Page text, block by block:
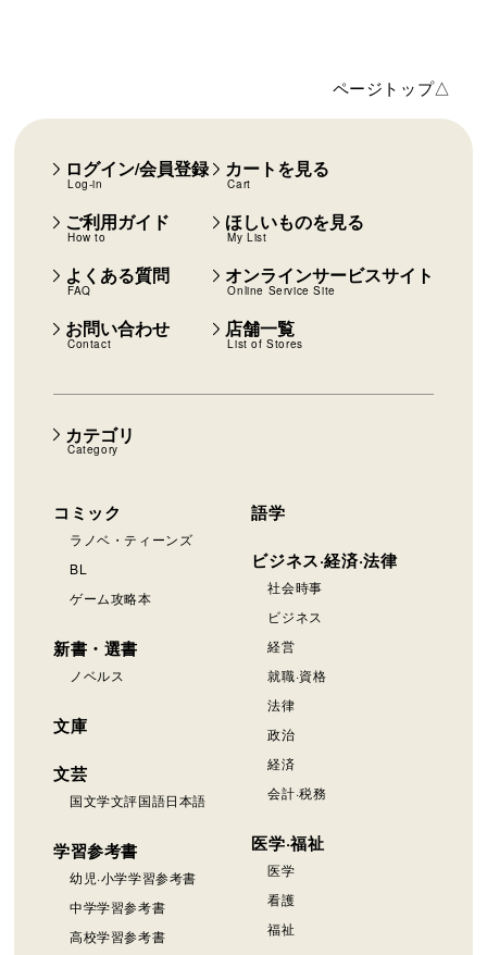
ページトップ△
カテゴリ
Category
コミック
ラノベ・ティーンズ
BL
ゲーム攻略本
新書・選書
ノベルス
文庫
文芸
国文学文評国語日本語
学習参考書
幼児·小学学習参考書
中学学習参考書
高校学習参考書
語学
ビジネス·経済·法律
社会時事
ビジネス
経営
就職·資格
法律
政治
経済
会計·税務
医学·福祉
医学
看護
福祉
ログイン/会員登録
Log-in
カートを見る
Cart
ご利用ガイド
How to
ほしいものを見る
My List
よくある質問
FAQ
オンラインサービスサイト
Online Service Site
お問い合わせ
Contact
店舗一覧
List of Stores